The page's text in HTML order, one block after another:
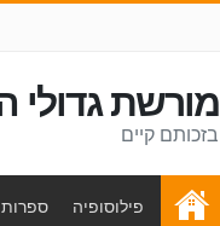
מורשת גדולי
בזכותם קיים
פילוסופיה ספרות